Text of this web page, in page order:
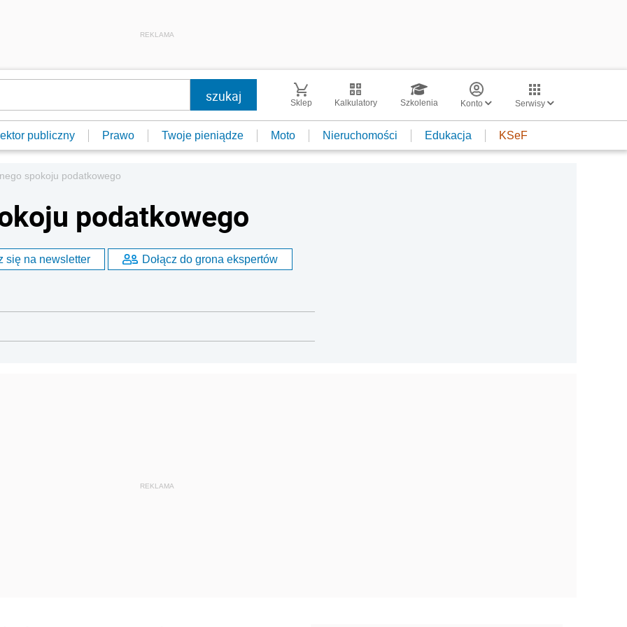
REKLAMA
Sklep Kalkulatory Szkolenia Konto Serwisy
publiczny Prawo Twoje pieniądze Moto Nieruchomości Edukacja KSeF
spokoju podatkowego
podatkowego
się na newsletter Dołącz do grona ekspertów